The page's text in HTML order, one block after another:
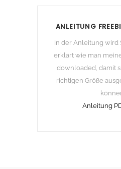
ANLEITUNG
In der Anleitung wird
erklärt wie man
downloaded, damit
richtigen Größe
Anleitung